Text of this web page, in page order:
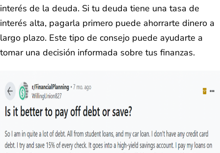
interés de la deuda. Si tu deuda tiene una tasa de
interés alta, pagarla primero puede ahorrarte dinero a
largo plazo. Este tipo de consejo puede ayudarte a
tomar una decisión informada sobre tus finanzas.